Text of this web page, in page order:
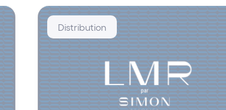
Distribution